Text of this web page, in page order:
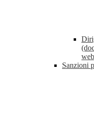
Sanzioni